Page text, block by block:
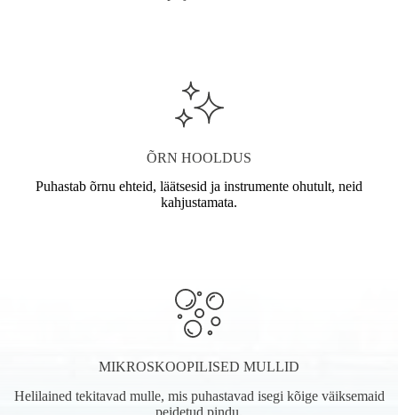
ÕRN HOOLDUS
Puhastab õrnu ehteid, läätsesid ja instrumente ohutult, neid
kahjustamata.
MIKROSKOOPILISED MULLID
Helilained tekitavad mulle, mis puhastavad isegi kõige väiksemaid